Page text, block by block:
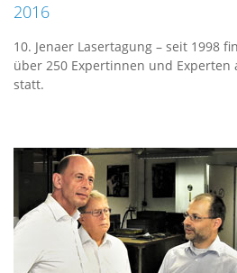
2016
10. Jenaer Lasertagung – seit 1998
über 250 Expertinnen und Experten
statt.